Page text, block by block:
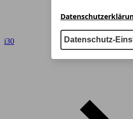
Datenschutz-
i30